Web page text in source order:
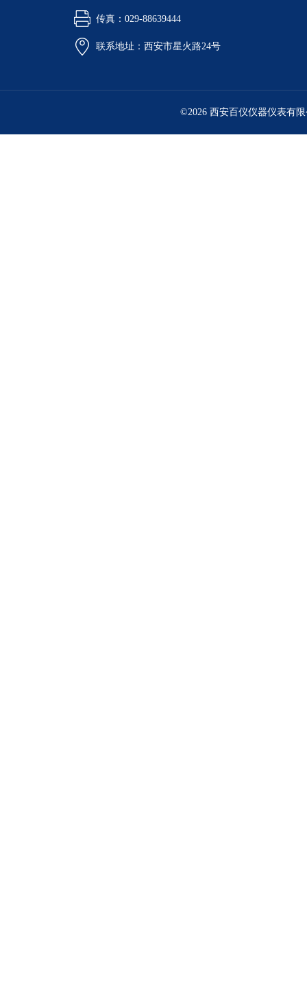
传真：029-88639444
联系地址：西安市星火路24号
©2026 西安百仪仪器仪表有